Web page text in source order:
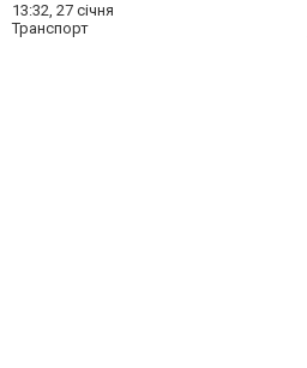
13:32, 27 січня
Транспорт